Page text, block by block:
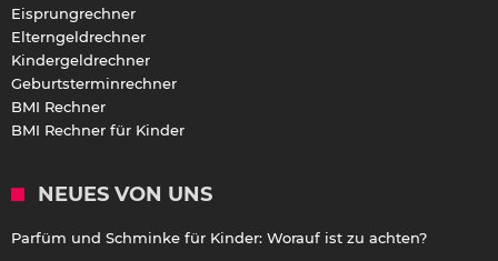
Eisprungrechner
Elterngeldrechner
Kindergeldrechner
Geburtsterminrechner
BMI Rechner
BMI Rechner für Kinder
NEUES VON UNS
Parfüm und Schminke für Kinder: Worauf ist zu achten?